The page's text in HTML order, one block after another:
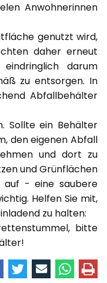
Anwohnerinnen
genutzt wird,
daher erneut
darum
zu entsorgen. In
Abfallbehälter
Sollte ein Behälter
den eigenen Abfall
und dort zu
und Grünflächen
auf - eine saubere
Helfen Sie mit,
zu halten:
bitte